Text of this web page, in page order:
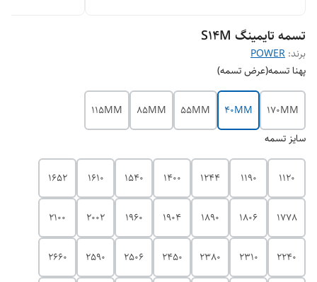
تسمه تایمینگ S14M
برند: POWER
پهنا تسمه(عرض تسمه)
170MM
40MM
55MM
85MM
115MM
سایز تسمه
1120
1190
1244
1400
1540
1610
1652
1778
1806
1890
1904
1960
2002
2100
2240
2310
2380
2450
2506
2590
2660